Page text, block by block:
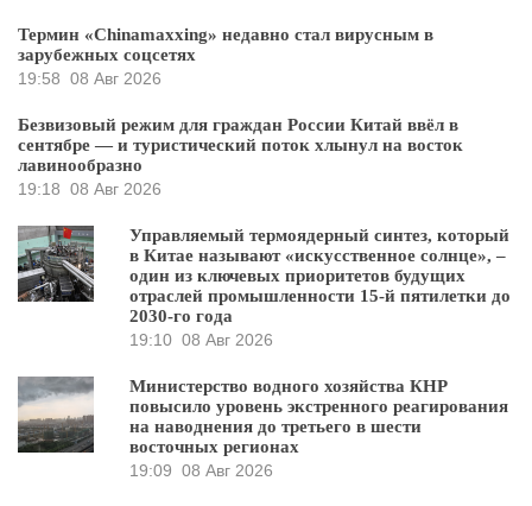
Термин «Chinamaxxing» недавно стал вирусным в
зарубежных соцсетях
19:58 08 Авг 2026
Безвизовый режим для граждан России Китай ввёл в
сентябре — и туристический поток хлынул на восток
лавинообразно
19:18 08 Авг 2026
Управляемый термоядерный синтез, который
в Китае называют «искусственное солнце», –
один из ключевых приоритетов будущих
отраслей промышленности 15-й пятилетки до
2030-го года
19:10 08 Авг 2026
Министерство водного хозяйства КНР
повысило уровень экстренного реагирования
на наводнения до третьего в шести
восточных регионах
19:09 08 Авг 2026